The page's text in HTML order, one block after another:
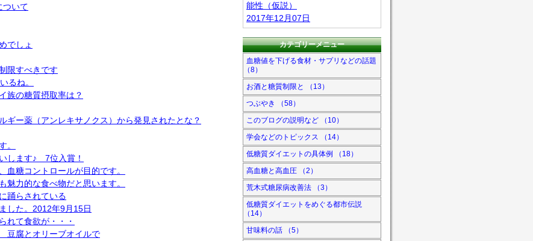
ついて
でしょ
限すべきです
るね。
族の糖質摂取率は？
ギー薬（アンレキサノクス）から発見されたとな？
。
します♪ 7位入賞！
血糖コントロールが目的です。
魅力的な食べ物だと思います。
踊らされている
した。2012年9月15日
れて食欲が・・・
豆腐とオリーブオイルで
能性（仮説）
2017年12月07日
カテゴリーメニュー
血糖値を下げる食材・サプリなどの話題
（8）
お酒と糖質制限と （13）
つぶやき （58）
このブログの説明など （10）
学会などのトピックス （14）
低糖質ダイエットの具体例 （18）
高血糖と高血圧 （2）
荒木式糖尿病改善法 （3）
低糖質ダイエットをめぐる都市伝説
（14）
甘味料の話 （5）